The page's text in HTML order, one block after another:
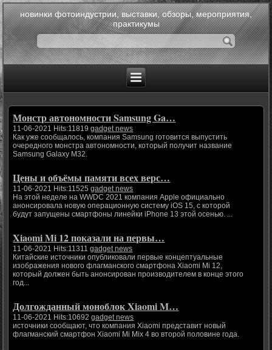
новинки фотоиндустрии, выставки, обзоры, мероприятия,
практикумы
Монстр автономности Samsung Ga…
11-06-2021 Hits:11819gadget news
Как уже сообщалось, компания Samsung готовится выпустить
очередного монстра автономности, который получит название
Samsung Galaxy M32.
Цены и объёмы памяти всех верс…
11-06-2021 Hits:11525gadget news
На этой неделе на WWDC 2021 компания Apple официально
анонсировала новую операционную систему iOS 15, с которой
будут запущены смартфоны линейки iPhone 13 этой осенью. ...
Xiaomi Mi 12 показали на первы…
11-06-2021 Hits:11311gadget news
Китайские источники опубликовали первые концептуальные
изображения нового флагманского смартфона Xiaomi Mi 12,
который должен быть анонсирован производителем в конце этого
год...
Долгожданный моноблок Xiaomi M…
11-06-2021 Hits:10692gadget news
источники сообщают, что компания Xiaomi представит новый
флагманский смартфон Xiaomi Mi Mix 4 во второй половине года.